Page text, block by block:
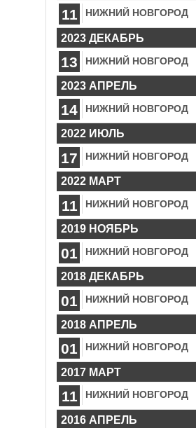
11 НИЖНИЙ НОВГОРОД
2023 ДЕКАБРЬ
13 НИЖНИЙ НОВГОРОД
2023 АПРЕЛЬ
14 НИЖНИЙ НОВГОРОД
2022 ИЮЛЬ
17 НИЖНИЙ НОВГОРОД
2022 МАРТ
11 НИЖНИЙ НОВГОРОД
2019 НОЯБРЬ
01 НИЖНИЙ НОВГОРОД
2018 ДЕКАБРЬ
01 НИЖНИЙ НОВГОРОД
2018 АПРЕЛЬ
01 НИЖНИЙ НОВГОРОД
2017 МАРТ
11 НИЖНИЙ НОВГОРОД
2016 АПРЕЛЬ